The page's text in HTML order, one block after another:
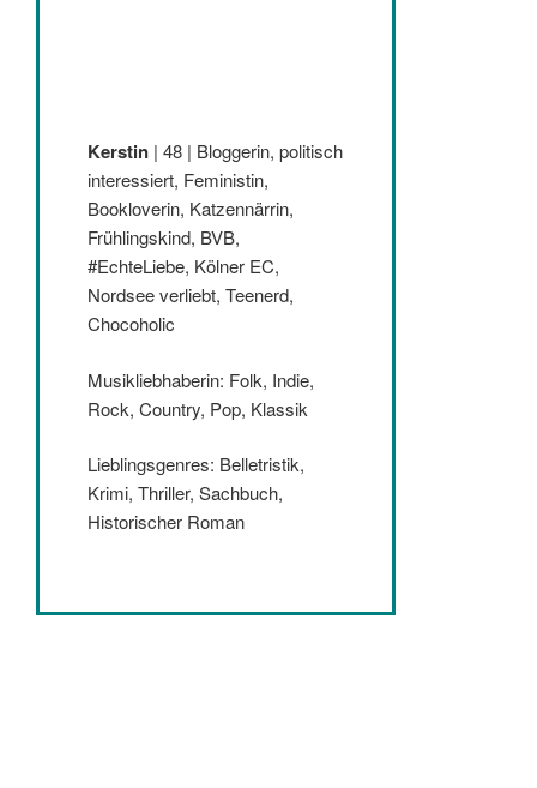
Kerstin | 48 | Bloggerin, politisch
interessiert, Feministin,
Bookloverin, Katzennärrin,
Frühlingskind, BVB,
#EchteLiebe, Kölner EC,
Nordsee verliebt, Teenerd,
Chocoholic
Musikliebhaberin: Folk, Indie,
Rock, Country, Pop, Klassik
Lieblingsgenres: Belletristik,
Krimi, Thriller, Sachbuch,
Historischer Roman